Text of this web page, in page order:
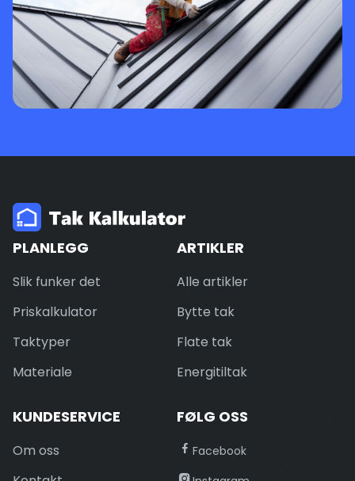
PLANLEGG
Slik funker det
Priskalkulator
Taktyper
Materiale
ARTIKLER
Alle artikler
Bytte tak
Flate tak
Energitiltak
KUNDESERVICE
Om oss
FØLG OSS
Facebook